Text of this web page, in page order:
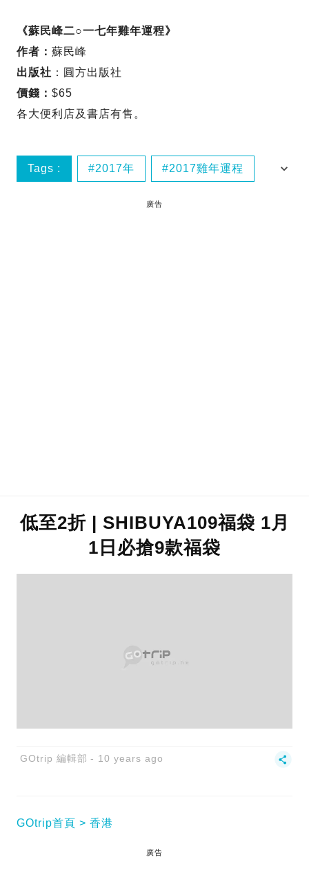
《蘇民峰二○一七年雞年運程》
作者： 蘇民峰
出版社 ：圓方出版社
價錢： $65
各大便利店及書店有售。
Tags : 2017年 2017雞年運程
廣告
低至2折 | SHIBUYA109福袋 1月
1日必搶9款福袋
GOtrip 編輯部 10 years ago
GOtrip首頁 香港
廣告